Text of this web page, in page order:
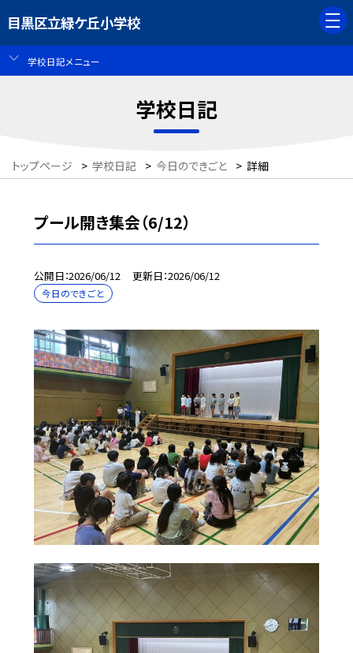
目黒区立緑ケ丘小学校
学校日記メニュー
学校日記
トップページ > 学校日記 > 今日のできごと > 詳細
プール開き集会（6/12）
公開日 2026/06/12 更新日 2026/06/12
今日のできごと